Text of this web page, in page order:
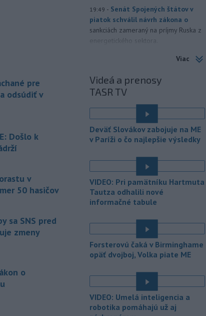
pre
odsúdiť v
Došlo k
v
50 hasičov
sa SNS pred
zmeny
o
19:49 - Senát Spojených štátov v
piatok schválil návrh zákona o
sankciách zameraný na príjmy Ruska z
energetického sektora.
Slovenská polícia prispela k
ktorý sa podarilo ukončiť
právoplatným odsúdením páchateľa v
15:21 - Piatkový požiar v
bratislavskej rafinérii Slovnaft je
pod kontrolou.Príčina jeho vzniku
TASR to potvrdil hovorca rafinérie
Anton Molnár.
15:17 - Ministerstvo kultúry (MK) SR
upraví verziu opatrenia o
pôsobnosti rezortu.
14:17 -
V bratislavskej rafinérii
Slovnaft horí uskladnený ropný
produkt.
TASR o tom informovala
rafinéria s tým, že obyvateľom nehrozí
13:50 - Jedným zo zdravotných rizík
na festivale môže byť vyššia
Viac
Videá a prenosy
TASR TV
Deväť Slovákov zabojuje na ME
v Paríži o čo najlepšie výsledky
VIDEO: Pri pamätníku Hartmuta
Tautza odhalili nové
informačné tabule
Forsterovú čaká v Birminghame
opäť dvojboj, Volka piate ME
VIDEO: Umelá inteligencia a
robotika pomáhajú už aj